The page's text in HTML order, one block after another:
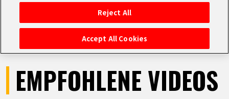
STARTSEITE
NEUES
HIGHLIGHTS
EMPFOHLENE VIDEOS
Reject All
Accept All Cookies